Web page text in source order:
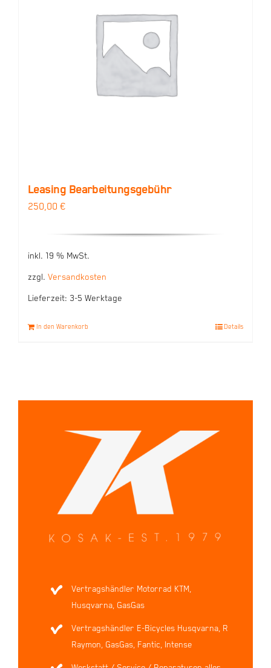
Leasing Bearbeitungsgebühr
250,00 €
inkl. 19 % MwSt.
zzgl. Versandkosten
Lieferzeit: 3-5 Werktage
In den Warenkorb Details
Vertragshändler Motorrad KTM,
Husqvarna, GasGas
Vertragshändler E-Bicycles Husqvarna, R
Raymon, GasGas, Fantic, Intense